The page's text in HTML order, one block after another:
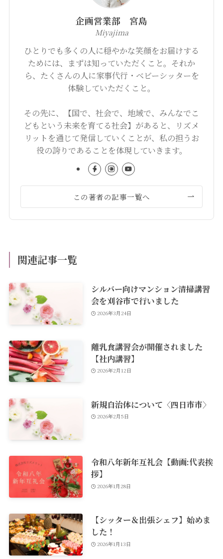
企画営業部 宮島
Miyajima
ひとりでも多くの人に穏やかな笑顔をお届けする
ためには、まずは知っていただくこと。それか
ら、たくさんの人に家事代行・ベビーシッターを
体験していただくこと。
その先に、【国で、社会で、地域で、みんなでこ
どもという未来を育てる社会】があると、リズメ
リットを通じて発信していくことが、私の担うお
役の誇りであることを体現していきます。
この著者の記事一覧へ
関連記事一覧
シルバー向けマンション清掃講習
会を刈谷市で行いました
2026年3月24日
離乳食講習会が開催されました
【社内講習】
2026年2月12日
新規自治体について〈四日市市〉
2026年2月5日
令和八年新年互礼会【動画:代表挨
拶】
2026年1月28日
【シッター＆出張シェフ】始めま
した！
2026年1月13日